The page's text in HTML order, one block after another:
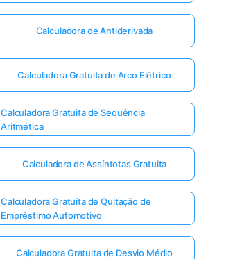
Calculadora de Antiderivada
Calculadora Gratuita de Arco Elétrico
Calculadora Gratuita de Sequência
Aritmética
Calculadora de Assíntotas Gratuita
Calculadora Gratuita de Quitação de
Empréstimo Automotivo
Calculadora Gratuita de Desvio Médio